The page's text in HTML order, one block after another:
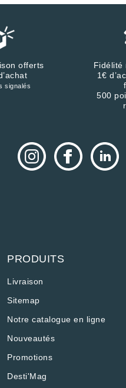
offerts
signalés
Fidélité
1€
500
PRODUITS
Livraison
Sitemap
Notre catalogue en ligne
Nouveautés
Promotions
Desti'Mag